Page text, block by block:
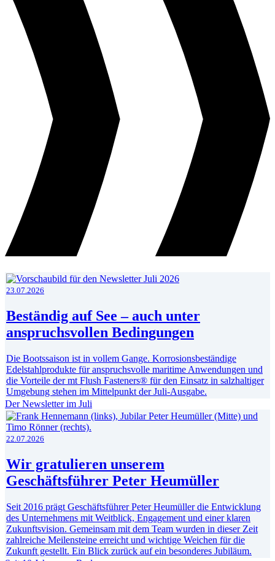
23.07.2026
Beständig auf See – auch unter
anspruchsvollen Bedingungen
Die Bootssaison ist in vollem Gange. Korrosionsbeständige
Edelstahlprodukte für anspruchsvolle maritime Anwendungen und
die Vorteile der mt Flush Fasteners® für den Einsatz in salzhaltiger
Umgebung stehen im Mittelpunkt der Juli-Ausgabe.
Der Newsletter im Juli
22.07.2026
Wir gratulieren unserem
Geschäftsführer Peter Heumüller
Seit 2016 prägt Geschäftsführer Peter Heumüller die Entwicklung
des Unternehmens mit Weitblick, Engagement und einer klaren
Zukunftsvision. Gemeinsam mit dem Team wurden in dieser Zeit
zahlreiche Meilensteine erreicht und wichtige Weichen für die
Zukunft gestellt. Ein Blick zurück auf ein besonderes Jubiläum.